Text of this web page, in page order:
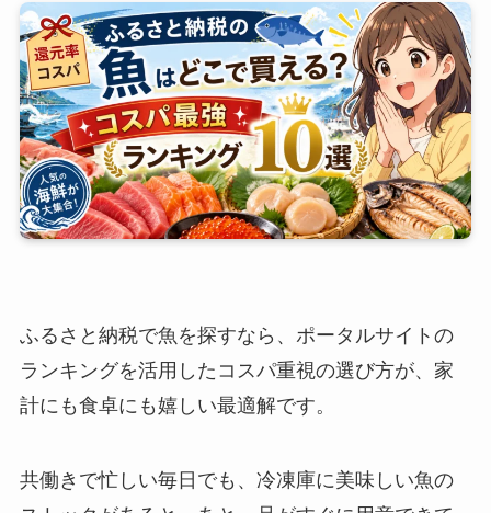
ふるさと納税で魚を探すなら、ポータルサイトの
ランキングを活用したコスパ重視の選び方が、家
計にも食卓にも嬉しい最適解です。
共働きで忙しい毎日でも、冷凍庫に美味しい魚の